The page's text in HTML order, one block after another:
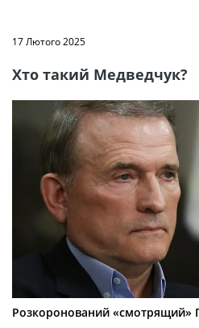
17 Лютого 2025
Хто такий Медведчук?
Розкоронований «смотрящий»